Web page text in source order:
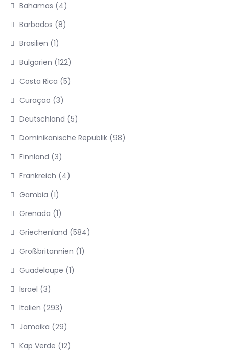
Bahamas (4)
Barbados (8)
Brasilien (1)
Bulgarien (122)
Costa Rica (5)
Curaçao (3)
Deutschland (5)
Dominikanische Republik (98)
Finnland (3)
Frankreich (4)
Gambia (1)
Grenada (1)
Griechenland (584)
Großbritannien (1)
Guadeloupe (1)
Israel (3)
Italien (293)
Jamaika (29)
Kap Verde (12)